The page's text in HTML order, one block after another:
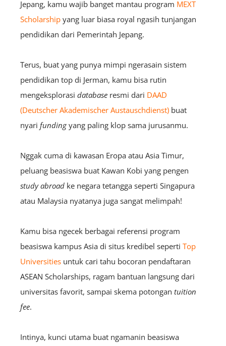
Jepang, kamu wajib banget mantau program MEXT
Scholarship yang luar biasa royal ngasih tunjangan
pendidikan dari Pemerintah Jepang.
Terus, buat yang punya mimpi ngerasain sistem
pendidikan top di Jerman, kamu bisa rutin
mengeksplorasi database resmi dari DAAD
(Deutscher Akademischer Austauschdienst) buat
nyari fundingyang paling klop sama jurusanmu.
Nggak cuma di kawasan Eropa atau Asia Timur,
peluang beasiswa buat Kawan Kobi yang pengen
study abroad ke negara tetangga seperti Singapura
atau Malaysia nyatanya juga sangat melimpah!
Kamu bisa ngecek berbagai referensi program
beasiswa kampus Asia di situs kredibel seperti Top
Universities untuk cari tahu bocoran pendaftaran
ASEAN Scholarships, ragam bantuan langsung dari
universitas favorit, sampai skema potongan tuition
fee.
Intinya, kunci utama buat ngamanin beasiswa